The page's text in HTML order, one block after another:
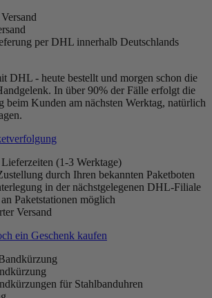
per DHL innerhalb Deutschlands
DHL - heute bestellt und morgen schon die
In über 90% der Fälle erfolgt die
beim Kunden am nächsten Werktag, natürlich
(1-3 Werktage)
durch Ihren bekannten Paketboten
in der nächstgelegenen DHL-Filiale
Paketstationen möglich
Versand
ein Geschenk kaufen
für Stahlbanduhren